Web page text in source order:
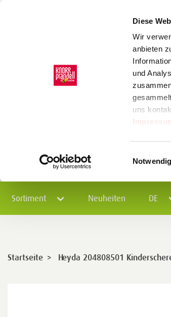
Diese
Wir
anbieten
und
uns
Impressum
Notwendig
Sortiment Neuheiten DE
Startseite > Heyda 204808501